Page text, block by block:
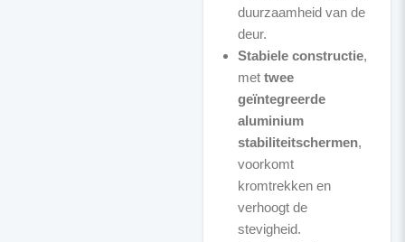
duurzaamheid van de
deur.
Stabiele constructie,
met twee
geïntegreerde
aluminium
stabiliteitschermen,
voorkomt
kromtrekken en
verhoogt de
stevigheid.